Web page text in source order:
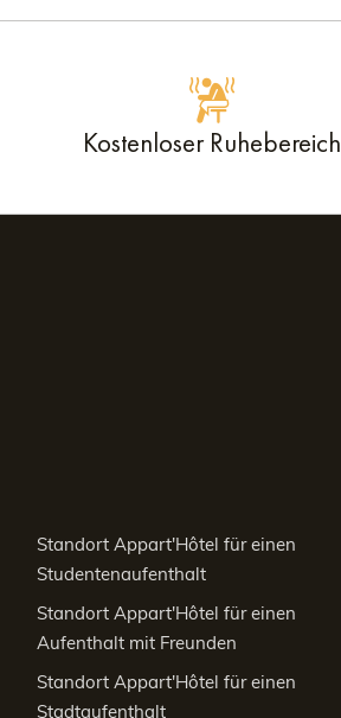
Kostenloser Ruhebereich
Standort Appart'Hôtel für einen
Studentenaufenthalt
Standort Appart'Hôtel für einen
Aufenthalt mit Freunden
Standort Appart'Hôtel für einen
Stadtaufenthalt